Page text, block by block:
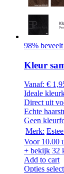
98%
Kleur
Vanaf: €
Ideale
Direct uit
Echte
Geen
Merk:
Voor 10.00
+ bekijk 32
Add to cart
Opties